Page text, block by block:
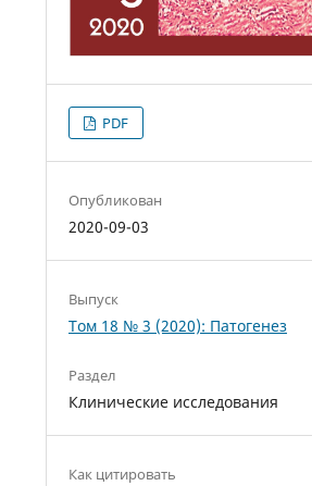
PDF
Опубликован
2020-09-03
Выпуск
Том 18 № 3 (2020): Патогенез
Раздел
Клинические исследования
Как цитировать